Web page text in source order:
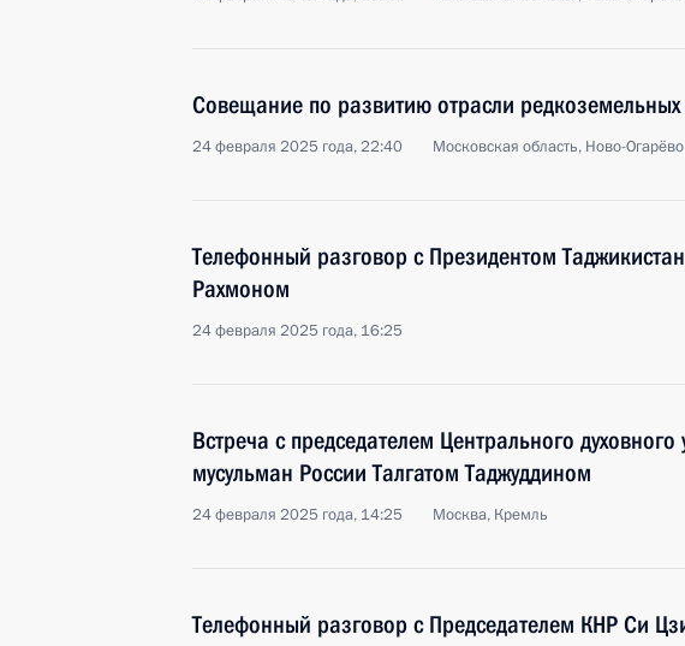
Совещание по развитию отрасли
24 февраля 2025 года, 22:40 Московская область, Ново-Огарёво
Телефонный разговор с Президентом
Рахмоном
24 февраля 2025 года, 16:25
Встреча с председателем Центрального духовного
мусульман России Талгатом Таджуддином
24 февраля 2025 года, 14:25 Москва, Кремль
Телефонный разговор с Председателем КНР Си